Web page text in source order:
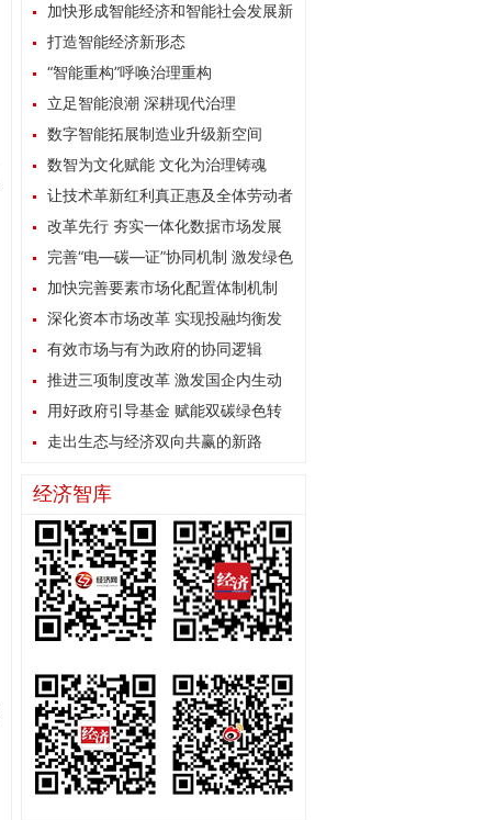
加快形成智能经济和智能社会发展新
格局打造智能经济新形态
“智能重构”呼唤治理重构
立足智能浪潮 深耕现代治理
数字智能拓展制造业升级新空间
数智为文化赋能 文化为治理铸魂
让技术革新红利真正惠及全体劳动者
改革先行 夯实一体化数据市场发展
根基完善“电—碳—证”协同机制 激发绿色
能源消费内生动力
加快完善要素市场化配置体制机制
深化资本市场改革 实现投融均衡发
展有效市场与有为政府的协同逻辑
推进三项制度改革 激发国企内生动
力 用好政府引导基金 赋能双碳绿色转
型 走出生态与经济双向共赢的新路
经济智库